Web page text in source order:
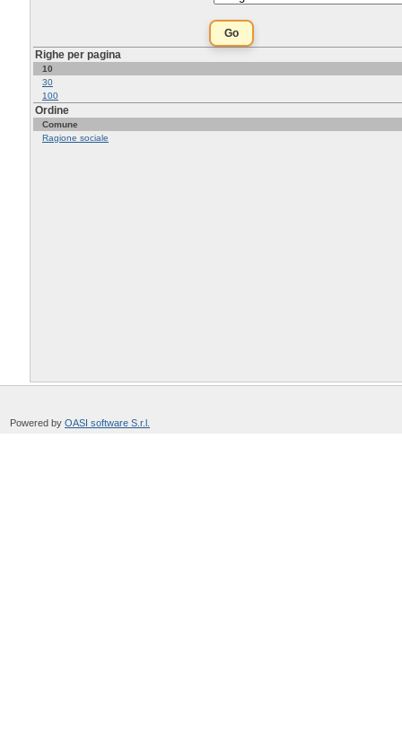
Righe per pagina
10
30
100
Ordine
Comune
Ragione sociale
Powered by OASI software S.r.l.